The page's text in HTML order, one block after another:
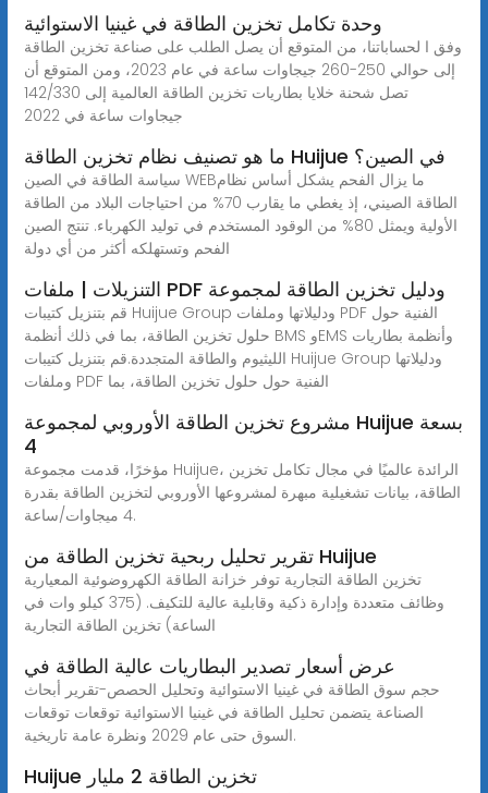
وحدة تكامل تخزين الطاقة في غينيا الاستوائية
وفق ا لحساباتنا، من المتوقع أن يصل الطلب على صناعة تخزين الطاقة
إلى حوالي 250-260 جيجاوات ساعة في عام 2023، ومن المتوقع أن
تصل شحنة خلايا بطاريات تخزين الطاقة العالمية إلى 142/330
جيجاوات ساعة في 2022
ما هو تصنيف نظام تخزين الطاقة Huijue في الصين؟
سياسة الطاقة في الصين WEBما يزال الفحم يشكل أساس نظام
الطاقة الصيني، إذ يغطي ما يقارب 70% من احتياجات البلاد من الطاقة
الأولية ويمثل 80% من الوقود المستخدم في توليد الكهرباء. تنتج الصين
الفحم وتستهلكه أكثر من أي دولة
التنزيلات | ملفات PDF ودليل تخزين الطاقة لمجموعة
قم بتنزيل كتيبات Huijue Group ودليلاتها وملفات PDF الفنية حول
حلول تخزين الطاقة، بما في ذلك أنظمة BMS وEMS وأنظمة بطاريات
الليثيوم والطاقة المتجددة.قم بتنزيل كتيبات Huijue Group ودليلاتها
وملفات PDF الفنية حول حلول تخزين الطاقة، بما
مشروع تخزين الطاقة الأوروبي لمجموعة Huijue بسعة
4
مؤخرًا، قدمت مجموعة Huijue، الرائدة عالميًا في مجال تكامل تخزين
الطاقة، بيانات تشغيلية مبهرة لمشروعها الأوروبي لتخزين الطاقة بقدرة
4 ميجاوات/ساعة.
تقرير تحليل ربحية تخزين الطاقة من Huijue
تخزين الطاقة التجارية توفر خزانة الطاقة الكهروضوئية المعيارية
وظائف متعددة وإدارة ذكية وقابلية عالية للتكيف. (375 كيلو وات في
الساعة) تخزين الطاقة التجارية
عرض أسعار تصدير البطاريات عالية الطاقة في
حجم سوق الطاقة في غينيا الاستوائية وتحليل الحصص-تقرير أبحاث
الصناعة يتضمن تحليل الطاقة في غينيا الاستوائية توقعات توقعات
السوق حتى عام 2029 ونظرة عامة تاريخية.
Huijue تخزين الطاقة 2 مليار